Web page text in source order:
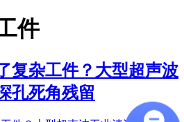
件
复杂工件？大型超声波
孔死角残留